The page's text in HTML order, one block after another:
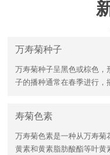
万寿菊种子
万寿菊种子呈黑色或棕色，
子的播种通常在春季进行，
寿菊色素
万寿菊色素是一种从万寿菊
黄素和黄素脂肪酸酯等叶黄